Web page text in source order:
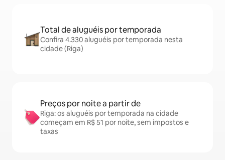
Total de aluguéis por temporada
Confira 4.330 aluguéis por temporada nesta
cidade (Riga)
Preços por noite a partir de
Riga: os aluguéis por temporada na cidade
começam em R$ 51 por noite, sem impostos e
taxas